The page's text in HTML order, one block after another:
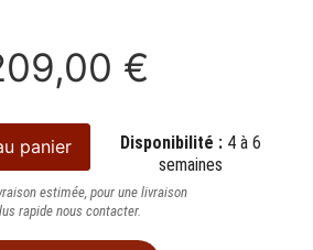
€
panier Disponibilité : 4 à 6
semaines
estimée, pour une livraison
rapide nous contacter.